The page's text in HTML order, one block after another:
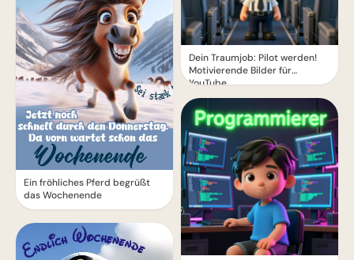
Ein fröhliches Pferd begrüßt
das Wochenende
Dein Traumjob: Pilot werden!
Motivierende Bilder für
YouTube